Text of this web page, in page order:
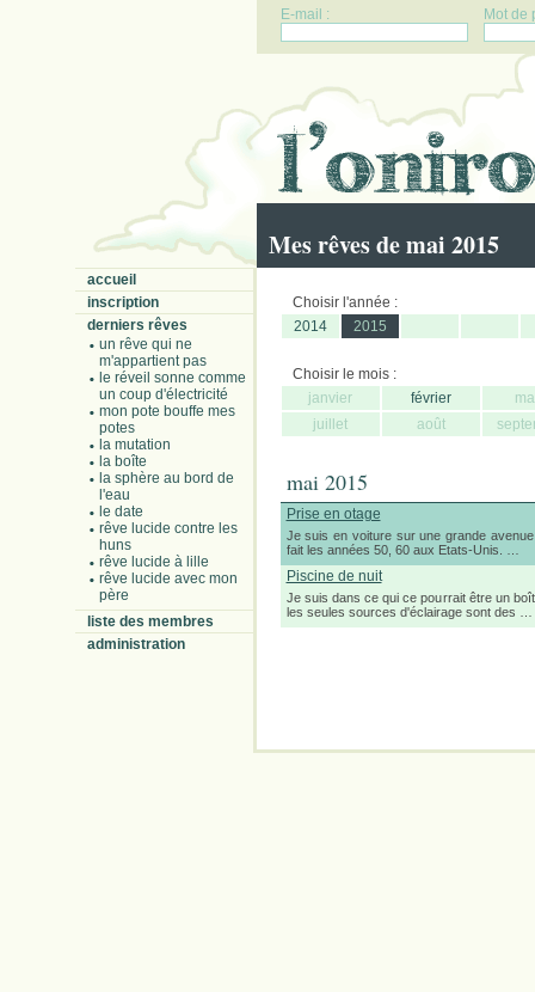
E-mail : Mot de
Mes rêves de mai 2015
accueil
inscription
derniers rêves
un rêve qui ne
m'appartient pas
le réveil sonne comme
un coup d'électricité
mon pote bouffe mes
potes
la mutation
la boîte
la sphère au bord de
l'eau
le date
rêve lucide contre les
huns
rêve lucide à lille
rêve lucide avec mon
père
liste des membres
administration
Choisir l'année :
2014
2015
Choisir le mois :
janvier
février
juillet
août
mai 2015
Prise en otage
Je suis en voiture sur une grande
fait les années 50, 60 aux Etats-Unis. …
Piscine de nuit
Je suis dans ce qui ce pourrait être un
les seules sources d'éclairage sont des …